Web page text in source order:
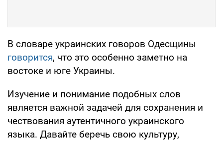
В словаре украинских говоров Одесщины
говорится, что это особенно заметно на
востоке и юге Украины.
Изучение и понимание подобных слов
является важной задачей для сохранения и
чествования аутентичного украинского
языка. Давайте беречь свою культуру,